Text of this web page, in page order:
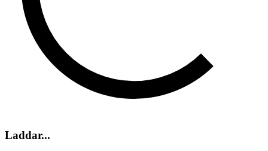
Laddar...